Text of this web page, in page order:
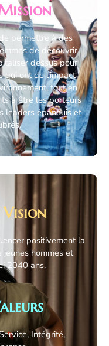
permettre à des
de découvrir
dessus pour
qui ont de l’impact
tout en
à être les porteurs
leaders épanouis et
positivement la
jeunes hommes et
2040 ans.
Intégrité,